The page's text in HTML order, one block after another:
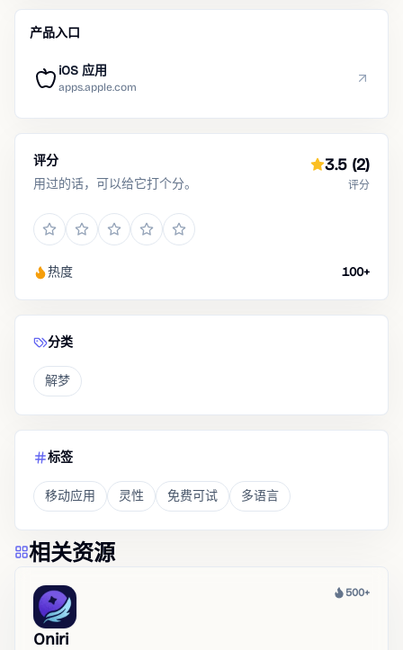
产品入口
iOS 应用
apps.apple.com
评分
用过的话，可以给它打个分。
3.5 (2)
评分
热度 100+
分类
解梦
标签
移动应用 灵性 免费可试 多语言
相关资源
热度
500+
Oniri